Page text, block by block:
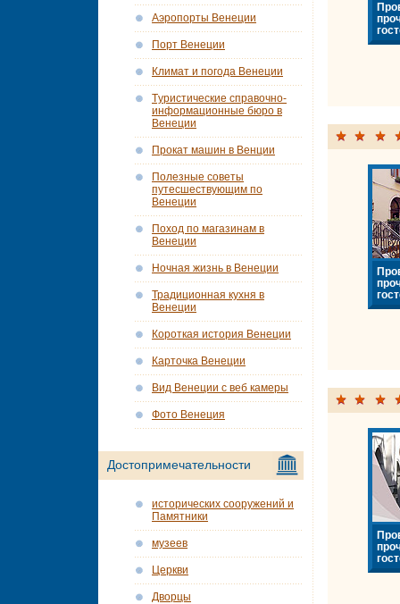
Аэропорты Венеции
Порт Венеции
Климат и погода Венеции
Tуристические справочно-
информационные бюро в
Венеции
Прокат машин в Венции
Полезные советы
путесшествующим по
Венеции
Поход по магазинам в
Венеции
Ночная жизнь в Венеции
Традиционная кухня в
Венеции
Короткая история Венеции
Карточка Венеции
Вид Венеции с веб камеры
Фото Венеция
Достопримечательности
исторических сооружений и
Памятники
музеев
Церкви
Дворцы